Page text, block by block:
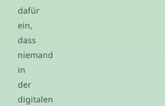
dafür
ein,
dass
niemand
in
der
digitalen